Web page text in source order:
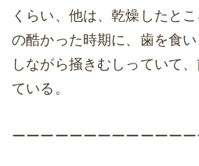
くらい、他は、乾燥したと
の酷かった時期に、歯を食
しながら掻きむしっていて
ている。
ーーーーーーーーーーーー